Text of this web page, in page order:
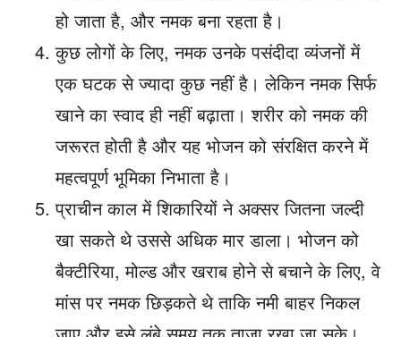
हो जाता है, और नमक बना रहता है।
कुछ लोगों के लिए, नमक उनके पसंदीदा व्यंजनों में
एक घटक से ज्यादा कुछ नहीं है। लेकिन नमक सिर्फ
खाने का स्वाद ही नहीं बढ़ाता। शरीर को नमक की
जरूरत होती है और यह भोजन को संरक्षित करने में
महत्वपूर्ण भूमिका निभाता है।
प्राचीन काल में शिकारियों ने अक्सर जितना जल्दी
खा सकते थे उससे अधिक मार डाला। भोजन को
बैक्टीरिया, मोल्ड और खराब होने से बचाने के लिए, वे
मांस पर नमक छिड़कते थे ताकि नमी बाहर निकल